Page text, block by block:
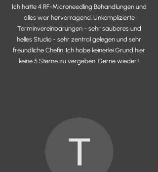
Ich hatte 4 RF-Microneedling Behandlungen und
alles war hervorragend. Unkomplizierte
Terminvereinbarungen - sehr sauberes und
helles Studio - sehr zentral gelegen und sehr
freundliche Chefin. Ich habe keinerlei Grund hier
keine 5 Sterne zu vergeben. Gerne wieder !